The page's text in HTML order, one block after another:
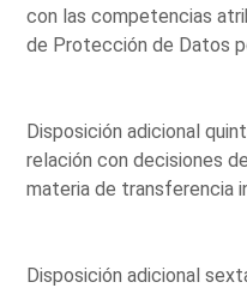
con las competencias
de Protección de Datos
Disposición adicional
relación con decisiones
materia de transferencia
Disposición adicional